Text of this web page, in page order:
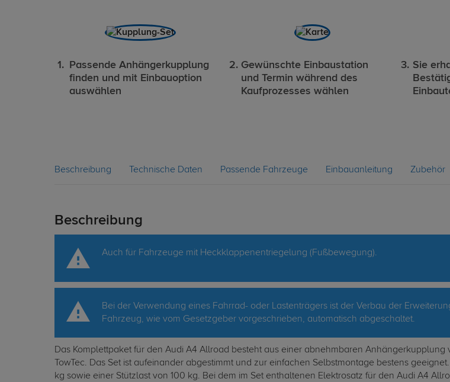
Passende Anhängerkupplung
finden und mit Einbauoption
auswählen
Gewünschte Einbaustation
und Termin während des
Kaufprozesses wählen
Sie
Beschreibung Technische Daten Passende Fahrzeuge Einbauanleitung Zubehör
Beschreibung
Auch für Fahrzeuge mit Heckklappenentriegelung (Fußbewegung).
Bei der Verwendung eines Fahrrad- oder Lastenträgers ist der Verbau der
Fahrzeug, wie vom Gesetzgeber vorgeschrieben, automatisch abgeschaltet.
Das Komplettpaket für den Audi A4 Allroad besteht aus einer abnehmbaren
TowTec. Das Set ist aufeinander abgestimmt und zur einfachen Selbstmontage bestens
kg sowie einer Stützlast von 100 kg. Bei dem im Set enthaltenen Elektrosatz für den Audi A4